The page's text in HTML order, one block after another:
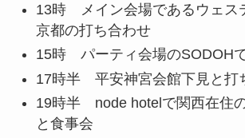
13時 メイン会場であるウェス
京都の打ち合わせ
15時 パーティ会場のSODOH
17時半 平安神宮会館下見と打
19時半 node hotelで関西在住
と食事会